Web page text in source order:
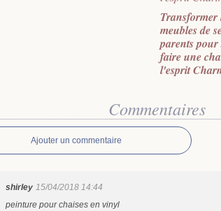
Transformer
meubles de
parents pour
faire une
l'esprit
Commentaires
Ajouter un commentaire
shirley 15/04/2018 14:44
peinture pour chaises en vinyl